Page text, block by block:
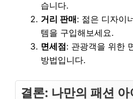
습니다.
거리 판매 : 젊은 디자이
템을 구입해보세요.
면세점: 관광객을 위한
방법입니다.
결론: 나만의 패션